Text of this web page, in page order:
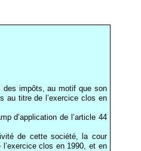
des impôts, au motif que son
au titre de l’exercice clos en
d’application de l’article 44
de cette société, la cour
clos en 1990, et en